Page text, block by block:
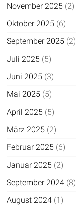
November 2025 (2)
Oktober 2025 (6)
September 2025 (2)
Juli 2025 (5)
Juni 2025 (3)
Mai 2025 (5)
April 2025 (5)
März 2025 (2)
Februar 2025 (6)
Januar 2025 (2)
September 2024 (8)
August 2024 (1)